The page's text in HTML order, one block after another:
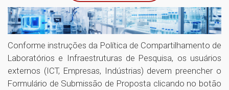
Conforme instruções da Política de Compartilhamento de
Laboratórios e Infraestruturas de Pesquisa, os usuários
externos (ICT, Empresas, Indústrias) devem preencher o
Formulário de Submissão de Proposta clicando no botão